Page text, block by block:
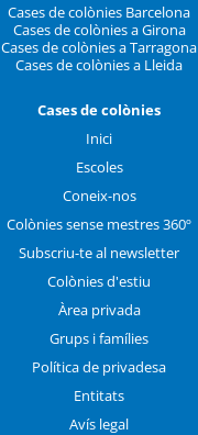
Cases de colònies Barcelona
Cases de colònies a Girona
Cases de colònies a Tarragona
Cases de colònies a Lleida
Cases de colònies
Inici
Escoles
Coneix-nos
Colònies sense mestres 360º
Subscriu-te al newsletter
Colònies d'estiu
Àrea privada
Grups i famílies
Política de privadesa
Entitats
Avís legal